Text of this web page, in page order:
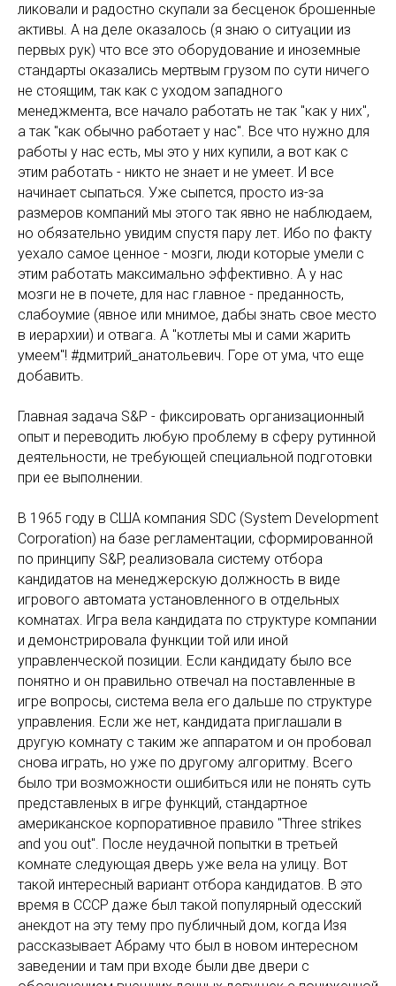
ликовали и радостно скупали за бесценок брошенные
активы. А на деле оказалось (я знаю о ситуации из
первых рук) что все это оборудование и иноземные
стандарты оказались мертвым грузом по сути ничего
не стоящим, так как с уходом западного
менеджмента, все начало работать не так "как у них",
а так "как обычно работает у нас". Все что нужно для
работы у нас есть, мы это у них купили, а вот как с
этим работать - никто не знает и не умеет. И все
начинает сыпаться. Уже сыпется, просто из-за
размеров компаний мы этого так явно не наблюдаем,
но обязательно увидим спустя пару лет. Ибо по факту
уехало самое ценное - мозги, люди которые умели с
этим работать максимально эффективно. А у нас
мозги не в почете, для нас главное - преданность,
слабоумие (явное или мнимое, дабы знать свое место
в иерархии) и отвага. А "котлеты мы и сами жарить
умеем"! #дмитрий_анатольевич. Горе от ума, что еще
добавить.
Главная задача S&P - фиксировать организационный
опыт и переводить любую проблему в сферу рутинной
деятельности, не требующей специальной подготовки
при ее выполнении.
В 1965 году в США компания SDC (System Development
Corporation) на базе регламентации, сформированной
по принципу S&P, реализовала систему отбора
кандидатов на менеджерскую должность в виде
игрового автомата установленного в отдельных
комнатах. Игра вела кандидата по структуре компании
и демонстрировала функции той или иной
управленческой позиции. Если кандидату было все
понятно и он правильно отвечал на поставленные в
игре вопросы, система вела его дальше по структуре
управления. Если же нет, кандидата приглашали в
другую комнату с таким же аппаратом и он пробовал
снова играть, но уже по другому алгоритму. Всего
было три возможности ошибиться или не понять суть
представленых в игре функций, стандартное
американское корпоративное правило "Three strikes
and you out". После неудачной попытки в третьей
комнате следующая дверь уже вела на улицу. Вот
такой интересный вариант отбора кандидатов. В это
время в СССР даже был такой популярный одесский
анекдот на эту тему про публичный дом, когда Изя
рассказывает Абраму что был в новом интересном
заведении и там при входе были две двери с